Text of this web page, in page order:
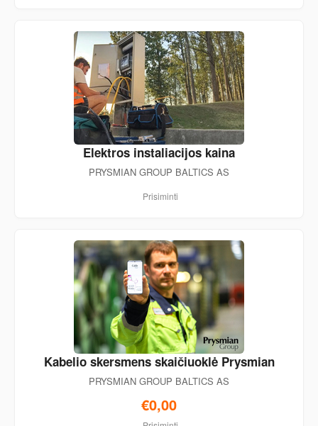
Elektros instaliacijos kaina
PRYSMIAN GROUP BALTICS AS
Prisiminti
Kabelio skersmens skaičiuoklė Prysmian
PRYSMIAN GROUP BALTICS AS
€0,00